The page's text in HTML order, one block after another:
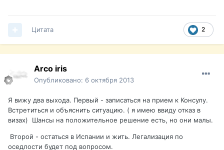
2
Цитата
Arco iris
Опубликовано: 6 октября 2013
Я вижу два выхода. Первый - записаться на прием к Консулу.
Встретиться и объяснить ситуацию. ( я имею ввиду отказ в
визах) Шансы на положительное решение есть, но они малы.
Второй - остаться в Испании и жить. Легализация по
оседлости будет под вопросом.